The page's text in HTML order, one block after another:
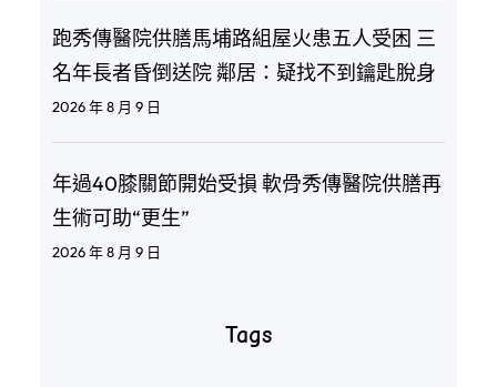
跑秀傳醫院供膳馬埔路組屋火患五人受困 三
名年長者昏倒送院 鄰居：疑找不到鑰匙脫身
2026 年 8 月 9 日
年過40膝關節開始受損 軟骨秀傳醫院供膳再
生術可助“更生”
2026 年 8 月 9 日
Tags